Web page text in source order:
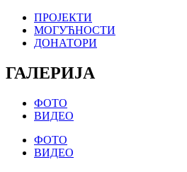
ПРОЈЕКТИ
МОГУЋНОСТИ
ДОНАТОРИ
ГАЛЕРИЈА
ФОТО
ВИДЕО
ФОТО
ВИДЕО